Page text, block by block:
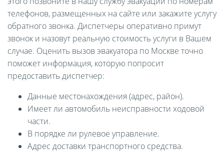
телефонов, размещенных на сайте или закажите услугу
обратного звонка. Диспетчеры оперативно примут
звонок и назовут реальную стоимость услуги в Вашем
случае. Оценить вызов эвакуатора по Москве точно
поможет информация, которую попросит
предоставить диспетчер:
Данные местонахождения (адрес, район).
Имеет ли автомобиль неисправности ходовой
части.
В порядке ли рулевое управление.
Адрес доставки транспортного средства.